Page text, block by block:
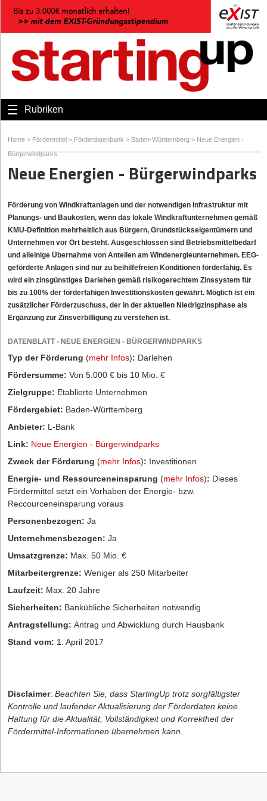
Rubriken
Home > Fördermittel > Förderdatenbank > Baden-Württemberg > Neue Energien -
Bürgerwindparks
Neue Energien - Bürgerwindparks
Förderung von Windkraftanlagen und der notwendigen Infrastruktur mit
Planungs- und Baukosten, wenn das lokale Windkraftunternehmen gemäß
KMU-Definition mehrheitlich aus Bürgern, Grundstückseigentümern und
Unternehmen vor Ort besteht. Ausgeschlossen sind Betriebsmittelbedarf
und alleinige Übernahme von Anteilen am Windenergieunternehmen. EEG-
geförderte Anlagen sind nur zu beihilfefreien Konditionen förderfähig. Es
wird ein zinsgünstiges Darlehen gemäß risikogerechtem Zinssystem für
bis zu 100% der förderfähigen Investitionskosten gewährt. Möglich ist ein
zusätzlicher Förderzuschuss, der in der aktuellen Niedrigzinsphase als
Ergänzung zur Zinsverbilligung zu verstehen ist.
DATENBLATT - NEUE ENERGIEN - BÜRGERWINDPARKS
Typ der Förderung (mehr Infos): Darlehen
Fördersumme: Von 5.000 € bis 10 Mio. €
Zielgruppe: Etablierte Unternehmen
Fördergebiet: Baden-Württemberg
Anbieter: L-Bank
Link: Neue Energien - Bürgerwindparks
Zweck der Förderung (mehr Infos): Investitionen
Energie- und Ressourceneinsparung (mehr Infos): Dieses
Fördermittel setzt ein Vorhaben der Energie- bzw.
Reccourceneinsparung voraus
Personenbezogen: Ja
Unternehmensbezogen: Ja
Umsatzgrenze: Max. 50 Mio. €
Mitarbeitergrenze: Weniger als 250 Mitarbeiter
Laufzeit: Max. 20 Jahre
Sicherheiten: Bankübliche Sicherheiten notwendig
Antragstellung: Antrag und Abwicklung durch Hausbank
Stand vom: 1. April 2017
Disclaimer: Beachten Sie, dass StartingUp trotz sorgfältigster
Kontrolle und laufender Aktualisierung der Förderdaten keine
Haftung für die Aktualität, Vollständigkeit und Korrektheit der
Fördermittel-Informationen übernehmen kann.